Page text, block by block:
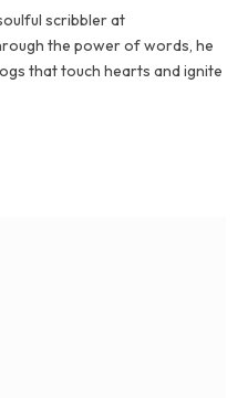
scribbler at
the power of words, he
that touch hearts and ignite